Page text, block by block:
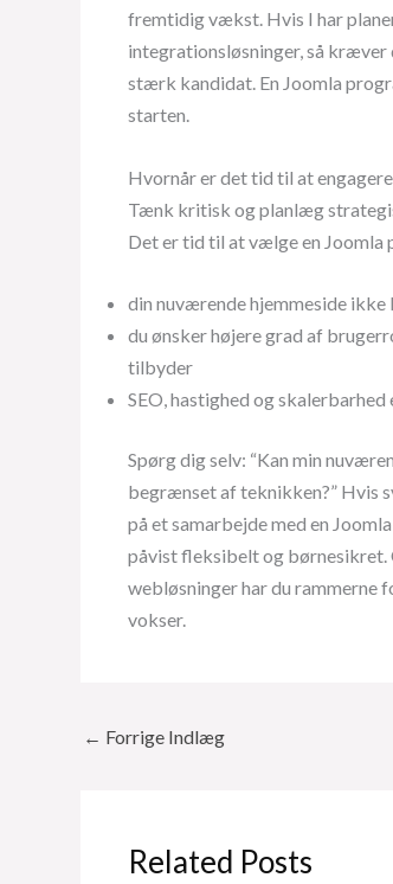
fremtidig vækst. Hvis I har
integrationsløsninger, så kræver
stærk kandidat. En Joomla
starten.
Hvornår er det tid til at
Tænk kritisk og planlæg
Det er tid til at vælge en Joomla
din nuværende hjemmeside
du ønsker højere grad af
tilbyder
SEO, hastighed og
Spørg dig selv: “Kan min
begrænset af teknikken?” Hvis
på et samarbejde med en
påvist fleksibelt og børnesikret.
webløsninger har du rammerne
vokser.
← Forrige Indlæg
Related Posts